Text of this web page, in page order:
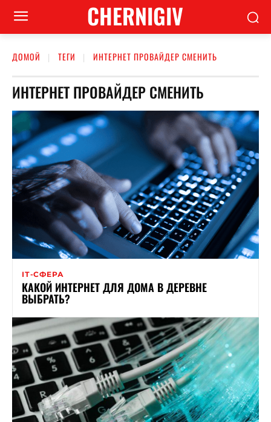
CHERNIGIV
ДОМОЙ ТЕГИ ИНТЕРНЕТ ПРОВАЙДЕР СМЕНИТЬ
ИНТЕРНЕТ ПРОВАЙДЕР СМЕНИТЬ
ІТ-СФЕРА
КАКОЙ ИНТЕРНЕТ ДЛЯ ДОМА В ДЕРЕВНЕ
ВЫБРАТЬ?